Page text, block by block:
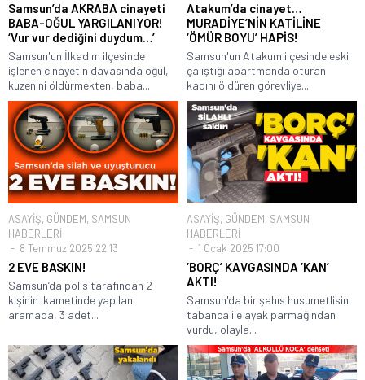
Samsun’da AKRABA cinayeti
BABA-OĞUL YARGILANIYOR!
‘Vur vur dediğini duydum…’
Samsun'un İlkadım ilçesinde
işlenen cinayetin davasında oğul,
kuzenini öldürmekten, baba...
Atakum’da cinayet…
MURADİYE’NİN KATİLİNE
‘ÖMÜR BOYU’ HAPİS!
Samsun'un Atakum ilçesinde eski
çalıştığı apartmanda oturan
kadını öldüren görevliye...
ASAYİŞ, GÜNDEM, SAMSUN
HABERLERİ
8 Temmuz 2025 22:13
2 EVE BASKIN!
Samsun’da polis tarafından 2
kişinin ikametinde yapılan
aramada, 3 adet...
ASAYİŞ, GÜNDEM, SAMSUN
HABERLERİ
1 Ocak 2025 17:00
‘BORÇ’ KAVGASINDA ‘KAN’
AKTI!
Samsun'da bir şahıs husumetlisini
tabanca ile ayak parmağından
vurdu, olayla...